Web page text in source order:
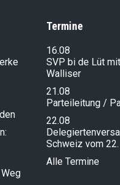
Termine
16.08
SVP bi de Lüt
Walliser
21.08
Parteileitung /
22.08
Schweiz vom
Alle Termine